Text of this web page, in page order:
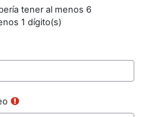
tener al menos 6
1 dígito(s)